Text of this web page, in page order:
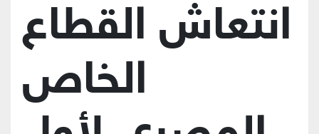
انتعاش القطاع
الخاص